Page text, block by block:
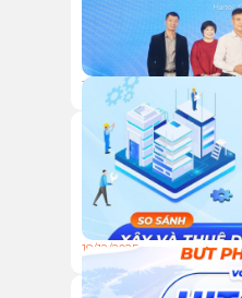
18/12/2025
HỘI NGHỊ KHÁCH HÀNG
HÀNH, VƯƠN XA CÙNG
18/12/2025
TỰ XÂY HAY THUÊ
CHỌN TỐI ƯU CHO